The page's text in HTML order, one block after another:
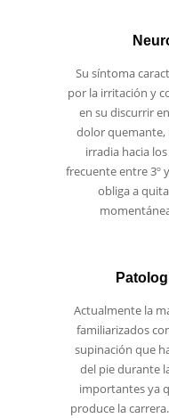
Su síntoma
por la irritación y
en su discurrir
dolor quemante,
irradia hacia
frecuente entre 3º
obliga a
Actualmente la
familiarizados
supinación que
del pie durante
importantes ya
produce la